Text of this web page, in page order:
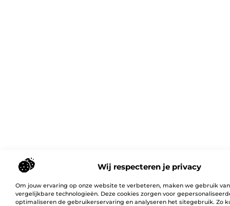
Wij respecteren je privacy
Om jouw ervaring op onze website te verbeteren, maken we gebruik
vergelijkbare technologieën. Deze cookies zorgen voor
optimaliseren de gebruikerservaring en analyseren het sitegebruik. Zo